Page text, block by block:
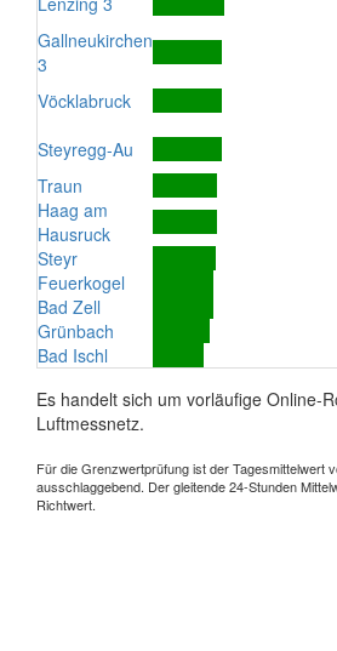
Gallneukirchen
3
Vöcklabruck
Steyregg-Au
Traun
Haag am
Hausruck
Steyr
Feuerkogel
Bad Zell
Grünbach
Bad Ischl
Es handelt sich um vorläufige Online-
Luftmessnetz.
Für die Grenzwertprüfung ist der Tagesmittelwert
ausschlaggebend. Der gleitende 24-Stunden
Richtwert.